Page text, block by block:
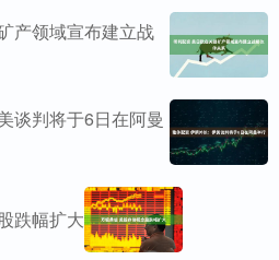
产领域宣布建立战
谈判将于6日在阿曼
跌幅扩大